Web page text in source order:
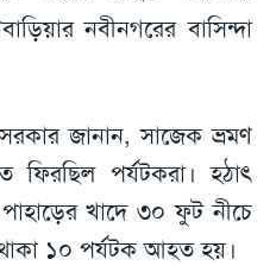
নবীনগরের বাসিন্দা
জানান, সাজেক ভ্রমণ
ফিরছিল পর্যটকরা। হঠাৎ
খাদে ৩০ ফুট নীচে
১০ পর্যটক আহত হয়।